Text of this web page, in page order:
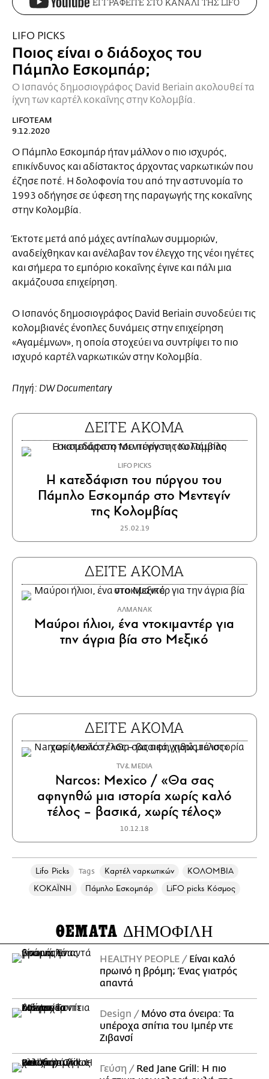
LIFO PICKS
Ποιος είναι ο διάδοχος του
Πάμπλο Εσκομπάρ;
Ο Ισπανός δημοσιογράφος David Beriain ακολουθεί τα
ίχνη των καρτέλ κοκαΐνης στην Κολομβία.
LIFOTEAM
9.12.2020
Ο Πάμπλο Εσκομπάρ ήταν μάλλον ο πιο ισχυρός,
επικίνδυνος και αδίστακτος άρχοντας ναρκωτικών που
έζησε ποτέ. Η δολοφονία του από την αστυνομία το
1993 οδήγησε σε ύφεση της παραγωγής της κοκαΐνης
στην Κολομβία.
Έκτοτε μετά από μάχες αντίπαλων συμμοριών,
αναδείχθηκαν και ανέλαβαν τον έλεγχο της νέοι ηγέτες
και σήμερα το εμπόριο κοκαΐνης έγινε και πάλι μια
ακμάζουσα επιχείρηση.
Ο Ισπανός δημοσιογράφος David Beriain συνοδεύει τις
κολομβιανές ένοπλες δυνάμεις στην επιχείρηση
«Αγαμέμνων», η οποία στοχεύει να συντρίψει το πιο
ισχυρό καρτέλ ναρκωτικών στην Κολομβία.
Πηγή: DW Documentary
ΔΕΙΤΕ ΑΚΟΜΑ
LIFO PICKS
H κατεδάφιση του πύργου του
Πάμπλο Εσκομπάρ στο Μεντεγίν
της Κολομβίας
25.02.19
ΔΕΙΤΕ ΑΚΟΜΑ
ΑΛΜΑΝΑΚ
Μαύροι ήλιοι, ένα ντοκιμαντέρ για
την άγρια βία στο Μεξικό
ΔΕΙΤΕ ΑΚΟΜΑ
TV & MEDIA
Narcos: Mexico / «Θα σας
αφηγηθώ μια ιστορία χωρίς καλό
τέλος – βασικά, χωρίς τέλος»
10.12.18
Lifo Picks Tags Καρτέλ ναρκωτικών
ΚΟΛΟΜΒΙΑ
ΚΟΚΑΪΝΗ
Πάμπλο Εσκομπάρ LiFO picks Κόσμος
ΘΕΜΑΤΑ ΔΗΜΟΦΙΛΗ
HEALTHY PEOPLE
Είναι καλό
πρωινό η βρόμη; Ένας γιατρός
απαντά
Design
Μόνο στα όνειρα: Τα
υπέροχα σπίτια του Ιμπέρ ντε
Ζιβανσί
Γεύση
Red Jane Grill: Η πιο